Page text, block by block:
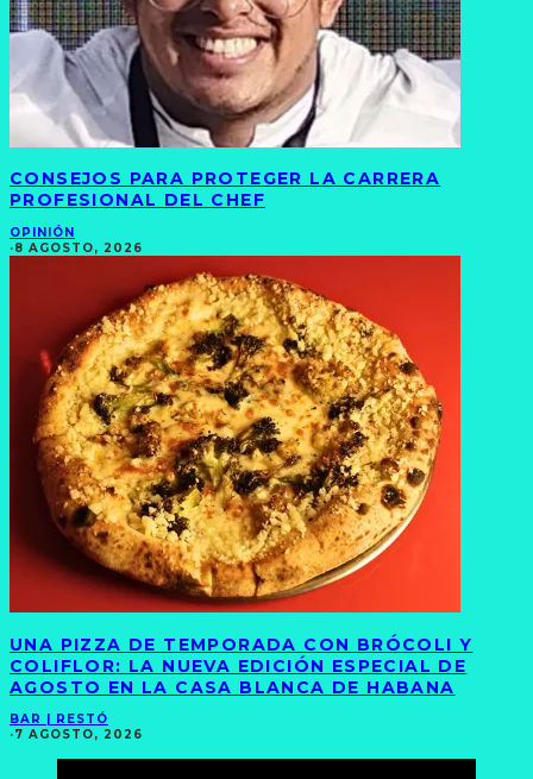
CONSEJOS PARA PROTEGER LA CARRERA
PROFESIONAL DEL CHEF
OPINIÓN
·8 AGOSTO, 2026
UNA PIZZA DE TEMPORADA CON BRÓCOLI Y
COLIFLOR: LA NUEVA EDICIÓN ESPECIAL DE
AGOSTO EN LA CASA BLANCA DE HABANA
BAR | RESTÓ
·7 AGOSTO, 2026